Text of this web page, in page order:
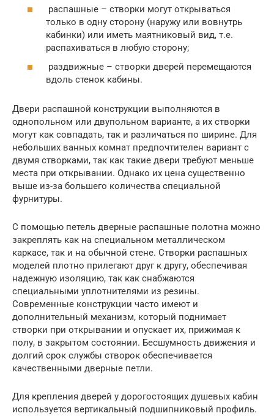
распашные – створки могут открываться
только в одну сторону (наружу или вовнутрь
кабинки) или иметь маятниковый вид, т.е.
распахиваться в любую сторону;
раздвижные – створки дверей перемещаются
вдоль стенок кабины.
Двери распашной конструкции выполняются в
однопольном или двупольном варианте, а их створки
могут как совпадать, так и различаться по ширине. Для
небольших ванных комнат предпочтителен вариант с
двумя створками, так как такие двери требуют меньше
места при открывании. Однако их цена существенно
выше из-за большего количества специальной
фурнитуры.
С помощью петель дверные распашные полотна можно
закреплять как на специальном металлическом
каркасе, так и на обычной стене. Створки распашных
моделей плотно прилегают друг к другу, обеспечивая
надежную изоляцию, так как снабжаются
специальными уплотнителями из резины.
Современные конструкции часто имеют и
дополнительный механизм, который поднимает
створки при открывании и опускает их, прижимая к
полу, в закрытом состоянии. Бесшумность движения и
долгий срок службы створок обеспечивается
качественными дверные петли.
Для крепления дверей у дорогостоящих душевых кабин
используется вертикальный подшипниковый профиль.